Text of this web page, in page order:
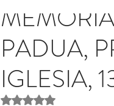
PADUA,
IGLESIA,
Obtuvo NaN de 5